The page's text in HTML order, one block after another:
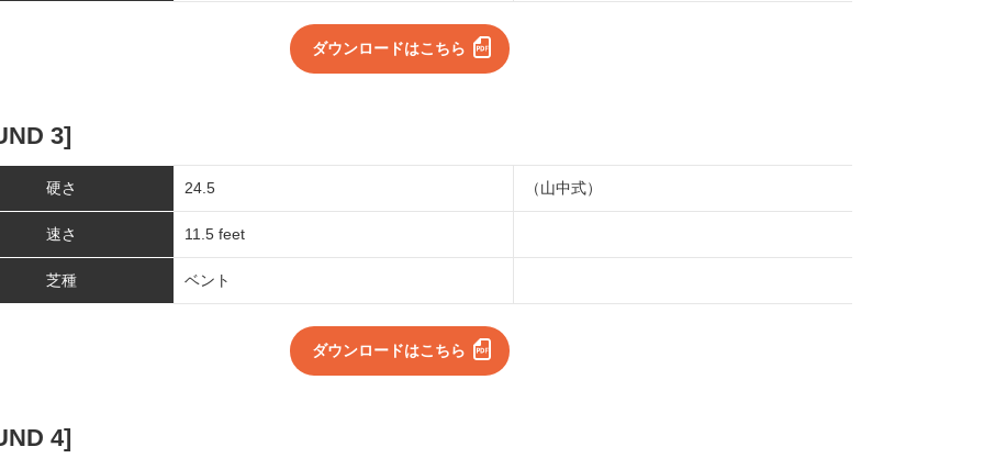
ダウンロードはこちら
3]
硬さ 24.5 （山中式）
速さ 11.5 feet
芝種 ベント
ダウンロードはこちら
4]